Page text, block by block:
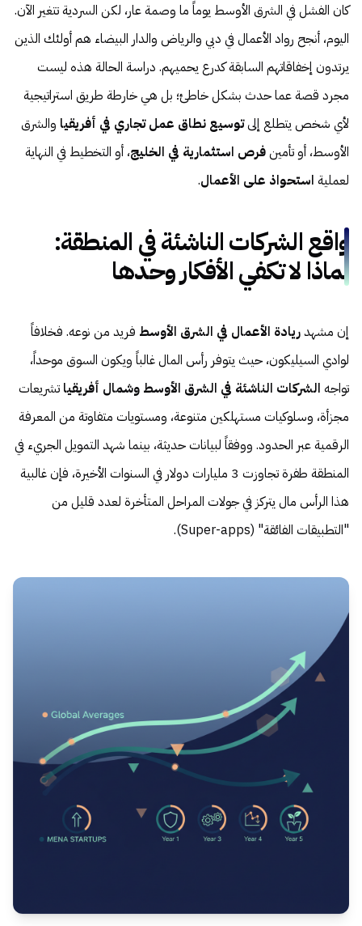
كان الفشل في الشرق الأوسط يوماً ما وصمة عار، لكن السردية تتغير الآن.
اليوم، أنجح رواد الأعمال في دبي والرياض والدار البيضاء هم أولئك الذين
يرتدون إخفاقاتهم السابقة كدرع يحميهم. دراسة الحالة هذه ليست
مجرد قصة عما حدث بشكل خاطئ؛ بل هي خارطة طريق استراتيجية
لأي شخص يتطلع إلىتوسيع نطاق عمل تجاري في أفريقيا والشرق
الأوسط، أو تأمينفرص استثمارية في الخليج، أو التخطيط في النهاية
لعملية استحواذ على الأعمال.
واقع الشركات الناشئة في المنطقة:
لماذا لا تكفي الأفكار وحدها
إن مشهدريادة الأعمال في الشرق الأوسط فريد من نوعه. فخلافاً
لوادي السيليكون، حيث يتوفر رأس المال غالباً ويكون السوق موحداً،
تواجه الشركات الناشئة في الشرق الأوسط وشمال أفريقيا تشريعات
مجزأة، وسلوكيات مستهلكين متنوعة، ومستويات متفاوتة من المعرفة
الرقمية عبر الحدود. ووفقاً لبيانات حديثة، بينما شهد التمويل الجريء في
المنطقة طفرة تجاوزت 3 مليارات دولار في السنوات الأخيرة، فإن غالبية
هذا الرأس مال يتركز في جولات المراحل المتأخرة لعدد قليل من
"التطبيقات الفائقة" (Super-apps).